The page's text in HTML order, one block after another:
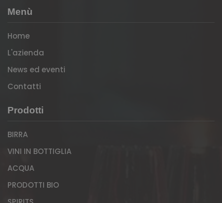
Menù
Home
L'azienda
News ed eventi
Contatti
Prodotti
BIRRA
VINI IN BOTTIGLIA
ACQUA
PRODOTTI BIO